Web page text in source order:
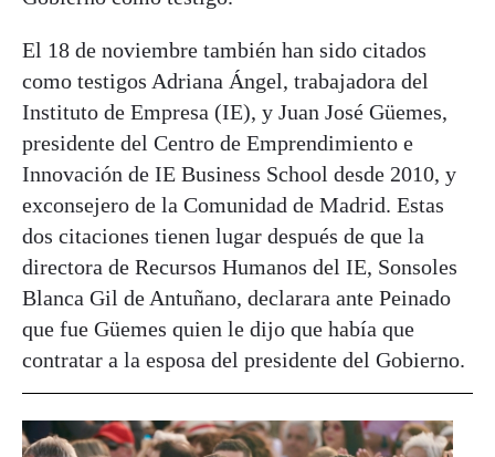
El 18 de noviembre también han sido citados
como testigos Adriana Ángel, trabajadora del
Instituto de Empresa (IE), y Juan José Güemes,
presidente del Centro de Emprendimiento e
Innovación de IE Business School desde 2010, y
exconsejero de la Comunidad de Madrid. Estas
dos citaciones tienen lugar después de que la
directora de Recursos Humanos del IE, Sonsoles
Blanca Gil de Antuñano, declarara ante Peinado
que fue Güemes quien le dijo que había que
contratar a la esposa del presidente del Gobierno.